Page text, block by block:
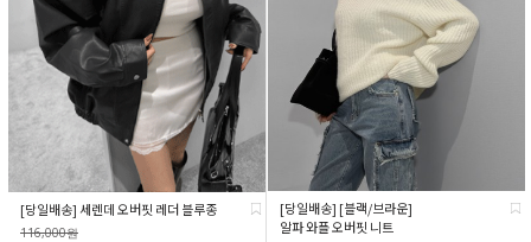
[당일배송] 세렌데 오버핏 레더 블루종
116,000원
[당일배송] [블랙/브라운]
알파 와플 오버핏 니트